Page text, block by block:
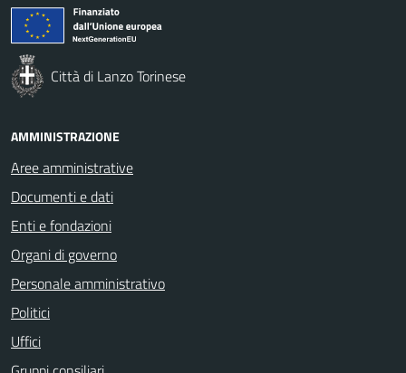
Città di Lanzo Torinese
AMMINISTRAZIONE
Aree amministrative
Documenti e dati
Enti e fondazioni
Organi di governo
Personale amministrativo
Politici
Uffici